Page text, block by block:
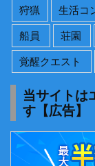
狩猟
生活コ
船員
荘園
覚醒クエスト
当サイトは
す【広告】